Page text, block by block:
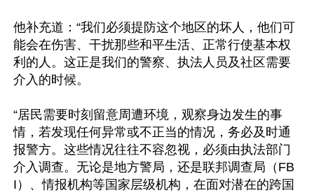
他补充道：“我们必须提防这个地区的坏人，他们可
能会在伤害、干扰那些和平生活、正常行使基本权
利的人。这正是我们的警察、执法人员及社区需要
介入的时候。
“居民需要时刻留意周遭环境，观察身边发生的事
情，若发现任何异常或不正当的情况，务必及时通
报警方。这些情况往往不容忽视，必须由执法部门
介入调查。无论是地方警局，还是联邦调查局（FB
I）、情报机构等国家层级机构，在面对潜在的跨国